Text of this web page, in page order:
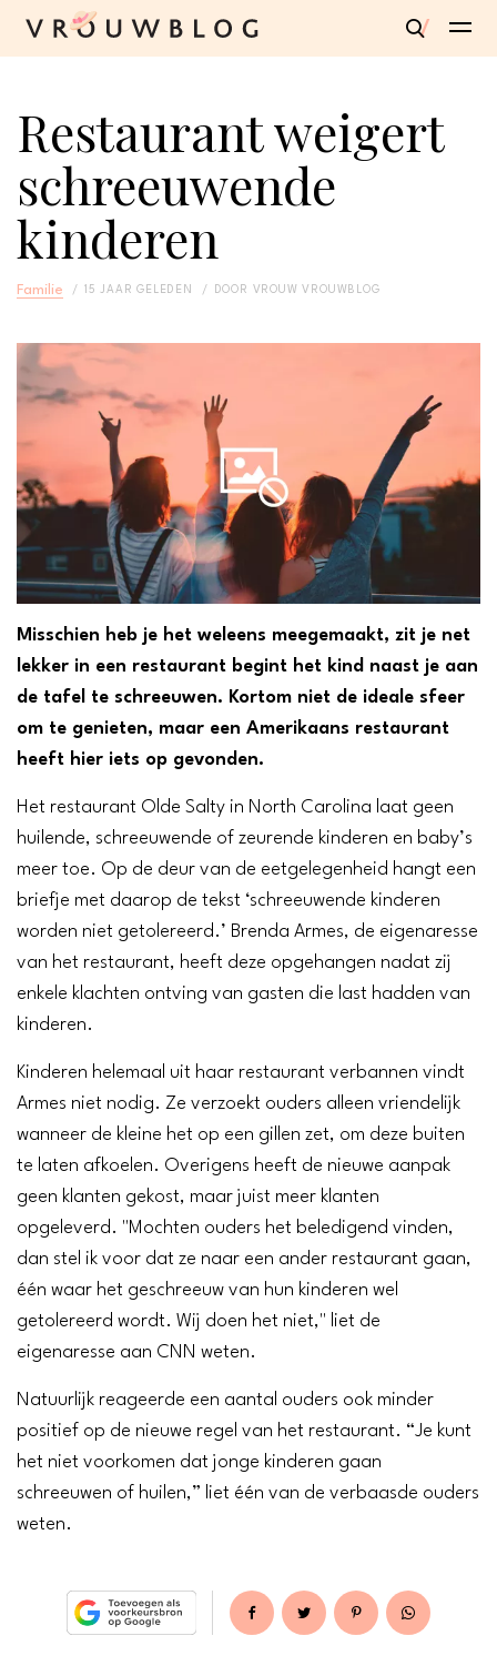
Restaurant weigert
schreeuwende
kinderen
Familie 15 JAAR GELEDEN DOOR VROUW VROUWBLOG
Misschien heb je het weleens meegemaakt, zit je net
lekker in een restaurant begint het kind naast je aan
de tafel te schreeuwen. Kortom niet de ideale sfeer
om te genieten, maar een Amerikaans restaurant
heeft hier iets op gevonden.
Het restaurant Olde Salty in North Carolina laat geen
huilende, schreeuwende of zeurende kinderen en baby’s
meer toe. Op de deur van de eetgelegenheid hangt een
briefje met daarop de tekst ‘schreeuwende kinderen
worden niet getolereerd.’ Brenda Armes, de eigenaresse
van het restaurant, heeft deze opgehangen nadat zij
enkele klachten ontving van gasten die last hadden van
kinderen.
Kinderen helemaal uit haar restaurant verbannen vindt
Armes niet nodig. Ze verzoekt ouders alleen vriendelijk
wanneer de kleine het op een gillen zet, om deze buiten
te laten afkoelen. Overigens heeft de nieuwe aanpak
geen klanten gekost, maar juist meer klanten
opgeleverd. "Mochten ouders het beledigend vinden,
dan stel ik voor dat ze naar een ander restaurant gaan,
één waar het geschreeuw van hun kinderen wel
getolereerd wordt. Wij doen het niet," liet de
eigenaresse aan CNN weten.
Natuurlijk reageerde een aantal ouders ook minder
positief op de nieuwe regel van het restaurant. “Je kunt
het niet voorkomen dat jonge kinderen gaan
schreeuwen of huilen,” liet één van de verbaasde ouders
weten.